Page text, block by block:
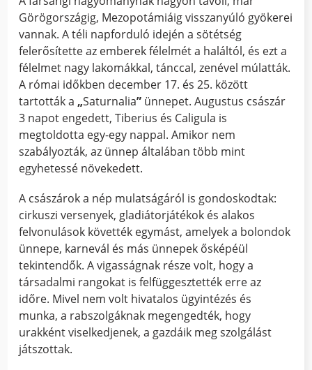
Görögországig, Mezopotámiáig visszanyúló gyökerei
vannak. A téli napforduló idején a sötétség
felerősítette az emberek félelmét a haláltól, és ezt a
félelmet nagy lakomákkal, tánccal, zenével múlatták.
A római időkben december 17. és 25. között
tartották a „Saturnalia” ünnepet. Augustus császár
3 napot engedett, Tiberius és Caligula is
megtoldotta egy-egy nappal. Amikor nem
szabályozták, az ünnep általában több mint
egyhetessé növekedett.
A császárok a nép mulatságáról is gondoskodtak:
cirkuszi versenyek, gladiátorjátékok és alakos
felvonulások követték egymást, amelyek a bolondok
ünnepe, karnevál és más ünnepek ősképéül
tekintendők. A vigasságnak része volt, hogy a
társadalmi rangokat is felfüggesztették erre az
időre. Mivel nem volt hivatalos ügyintézés és
munka, a rabszolgáknak megengedték, hogy
urakként viselkedjenek, a gazdáik meg szolgálást
játszottak.